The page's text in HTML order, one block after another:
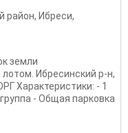
район, Ибреси,
земли
Ибресинский р-н,
Характеристики: - 1
- Общая парковка